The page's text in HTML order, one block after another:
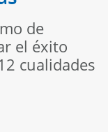
de
el éxito
cualidades